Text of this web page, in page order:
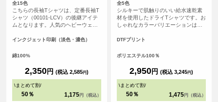
全15色
こちらの長袖Tシャツは、定番長袖T
シャツ（00101-LCV）の後継アイテ
ムとなります。人気のヘビーウェイ
合わせたシンプルなシルエットのた
ができる長袖Tシャツとなっていま
インクジェット印刷（淡色・濃色）
綿100%
2,350円 (税込 2,585円)
\まとめて割/
50％ 1,175 円（税込）
全5色
シルキーで肌触りのいい給水速乾素
材を使用したドライTシャツです。お
しゃれなカラーバリエーションは、
普段使いのTシャツとしてもおすすめ
DTFプリント
ポリエステル100％
2,950円 (税込 3,245円)
\まとめて割/
50％ 1,475 円（税込）